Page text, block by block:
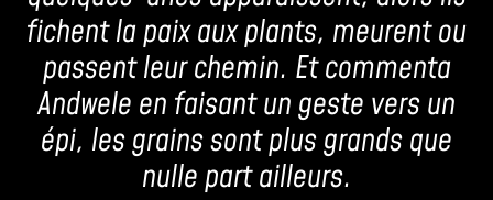
fichent la paix aux plants, meurent ou
passent leur chemin. Et commenta
Andwele en faisant un geste vers un
épi, les grains sont plus grands que
nulle part ailleurs.